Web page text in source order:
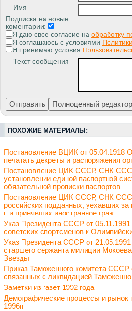
Имя
Подписка на новые
коментарии:
Я даю свое согласие на обработку
Я соглашаюсь с условиями
Я принимаю условия
Текст сообщения
ПОХОЖИЕ МАТЕРИАЛЫ:
Постановление ВЦИК от 05.04.1918
печатать декреты и распоряжения
Постановление ЦИК СССР, СНК
установлении единой паспортной
обязательной прописки паспортов
Постановление ЦИК СССР, СНК
российских подданных, уехавших за
г. и принявших иностранное граж
Указ Президента СССР от
советских спортсменов к
Указ Президента СССР от
старшего сержанта милиции
Звезды
Приказ Таможенного комитета СССР
связанных с ликвидацией
Заметки из газет 1992 года
Демографические процессы и рынок
1996гг